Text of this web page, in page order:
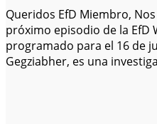
Queridos EfD Miembro,
próximo episodio de la EfD
programado para el 16 de
Gegziabher, es una